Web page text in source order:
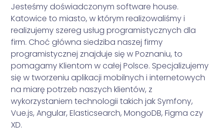
Jesteśmy doświadczonym software house.
Katowice to miasto, w którym realizowaliśmy i
realizujemy szereg usług programistycznych dla
firm. Choć główna siedziba naszej firmy
programistycznej znajduje się w Poznaniu, to
pomagamy Klientom w całej Polsce. Specjalizujemy
się w tworzeniu aplikacji mobilnych i internetowych
na miarę potrzeb naszych klientów, z
wykorzystaniem technologii takich jak Symfony,
Vue.js, Angular, Elasticsearch, MongoDB, Figma czy
XD.